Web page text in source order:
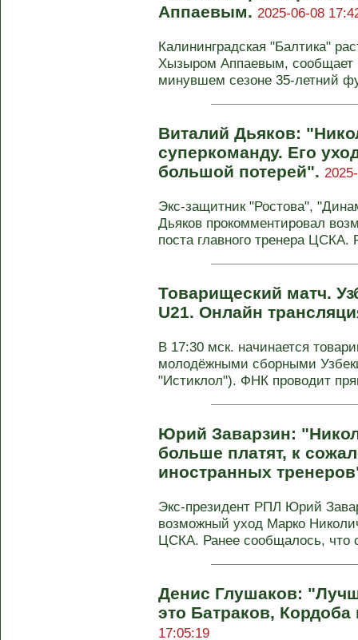
Аппаевым. 2025-06-08
Калининградская "Балтика"
Хызыром Аппаевым, сообщает
минувшем сезоне 35-летний
Виталий Дьяков:
суперкоманду. Его
большой потерей".
Экс-защитник "Ростова",
Дьяков прокомментировал
поста главного тренера ЦСКА.
Товарищеский матч.
U21. Онлайн
В 17:30 мск. начинается
молодёжными сборными
"Истиклол"). ФНК проводит
Юрий Заварзин:
больше платят, к
иностранных
Экс-президент РПЛ Юрий
возможный уход Марко
ЦСКА. Ранее сообщалось, что
Денис Глушаков:
это Батраков,
17:05:19